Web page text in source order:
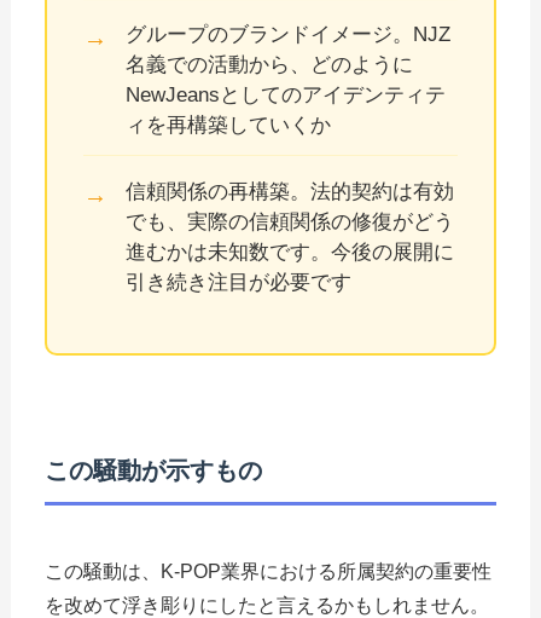
グループのブランドイメージ。NJZ
名義での活動から、どのように
NewJeansとしてのアイデンティテ
ィを再構築していくか
信頼関係の再構築。法的契約は有効
でも、実際の信頼関係の修復がどう
進むかは未知数です。今後の展開に
引き続き注目が必要です
この騒動が示すもの
この騒動は、K-POP業界における所属契約の重要性
を改めて浮き彫りにしたと言えるかもしれません。